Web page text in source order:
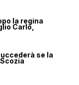
la regina
Carlo,
se la